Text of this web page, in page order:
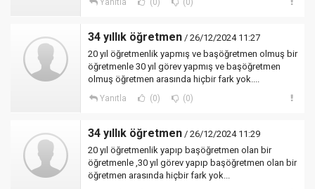
Yanıtla (0) (0)
34 yıllık öğretmen / 26/12/2024 11:27
20 yıl öğretmenlik yapmış ve başöğretmen olmuş bir
öğretmenle 30 yıl görev yapmış ve başöğretmen
olmuş öğretmen arasında hiçbir fark yok....
Yanıtla (0) (0)
34 yıllık öğretmen / 26/12/2024 11:29
20 yıl öğretmenlik yapıp başöğretmen olan bir
öğretmenle ,30 yıl görev yapıp başöğretmen olan bir
öğretmen arasında hiçbir fark yok...